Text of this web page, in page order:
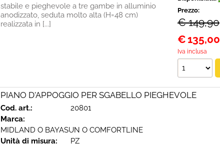
stabile e pieghevole a tre gambe in alluminio
anodizzato, seduta molto alta (H=48 cm)
realizzata in [...]
Prezzo:
€ 149,90
€ 135,00
Iva inclusa
PIANO D'APPOGGIO PER SGABELLO PIEGHEVOLE
Cod. art.:
20801
Marca:
MIDLAND O BAYASUN O COMFORTLINE
Unità di misura:
PZ